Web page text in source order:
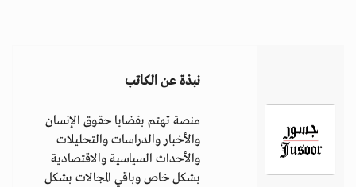
نبذة عن الكاتب
منصة تهتم بقضايا حقوق الإنسان
والأخبار والدراسات والتحليلات
والأحداث السياسية والاقتصادية
بشكل خاص وباقي المجالات بشكل